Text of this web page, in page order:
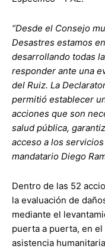
“Desde el Consejo
Desastres estamos
desarrollando todas
responder ante una
del Ruiz. La
permitió establecer
acciones que son
salud pública,
acceso a los
mandatario Diego
Dentro de las 52
la evaluación de
mediante el
puerta a puerta, en
asistencia